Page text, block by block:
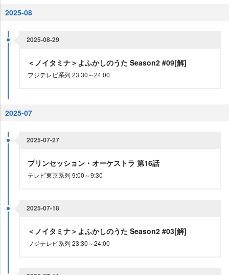
2025-08
2025-08-29
＜ノイタミナ＞よふかしのうた Season2 #09[解]
フジテレビ系列 23:30～24:00
2025-07
2025-07-27
プリンセッション・オーケストラ 第16話
テレビ東京系列 9:00～9:30
2025-07-18
＜ノイタミナ＞よふかしのうた Season2 #03[解]
フジテレビ系列 23:30～24:00